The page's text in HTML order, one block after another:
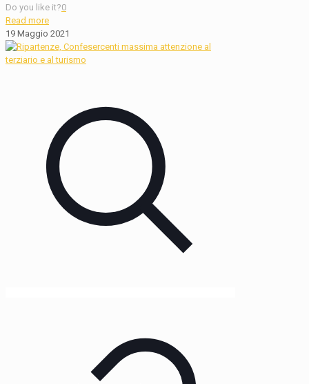
Do you like it?0
Read more
19 Maggio 2021